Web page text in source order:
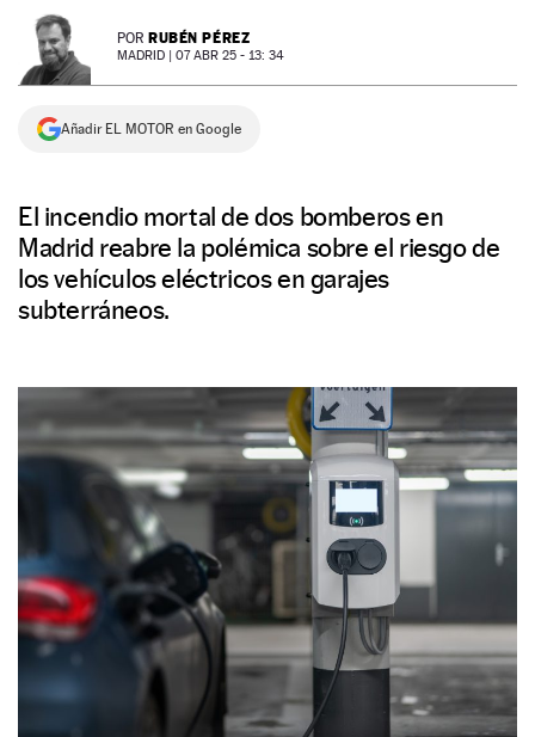
NEWSLETTER POR RUBÉN PÉREZ
MADRID | 07 ABR 25 - 13: 34
Añadir EL MOTOR en Google
El incendio mortal de dos bomberos en
Madrid reabre la polémica sobre el riesgo de
los vehículos eléctricos en garajes
subterráneos.